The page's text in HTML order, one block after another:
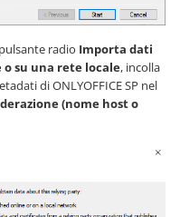
radio Importa dati
su una rete locale, incolla
di ONLYOFFICE SP nel
(nome host o